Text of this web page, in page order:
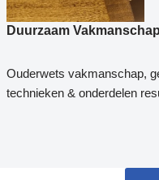
Duurzaam Vakmanschap
Ouderwets vakmanschap,
technieken & onderdelen